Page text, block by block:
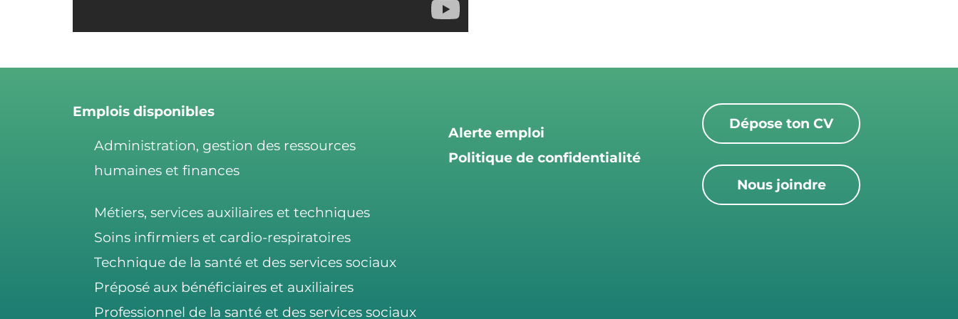
Emplois disponibles
Administration, gestion des ressources
humaines et finances
Métiers, services auxiliaires et techniques
Soins infirmiers et cardio-respiratoires
Technique de la santé et des services sociaux
Préposé aux bénéficiaires et auxiliaires
Professionnel de la santé et des services sociaux
Alerte emploi
Politique de confidentialité
Dépose ton CV
Nous joindre